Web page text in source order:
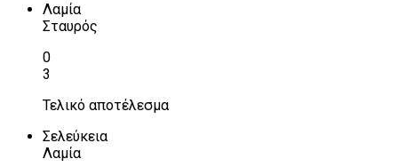
Λαμία
Σταυρός
0
3
Τελικό αποτέλεσμα
Σελεύκεια
Λαμία